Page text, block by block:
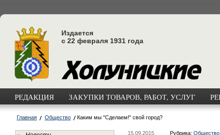
Издается
с 22 февраля 1931 года
РЕДАКЦИЯ ЗАКУПКИ ТОВАРОВ, РАБОТ, УСЛУГ
Главная Общество Каким мы "Сделаем!" свой город?
15.09.2015 Рубрика: Общество